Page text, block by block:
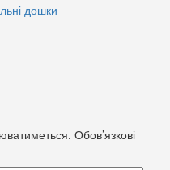
дошки
Обов’язкові